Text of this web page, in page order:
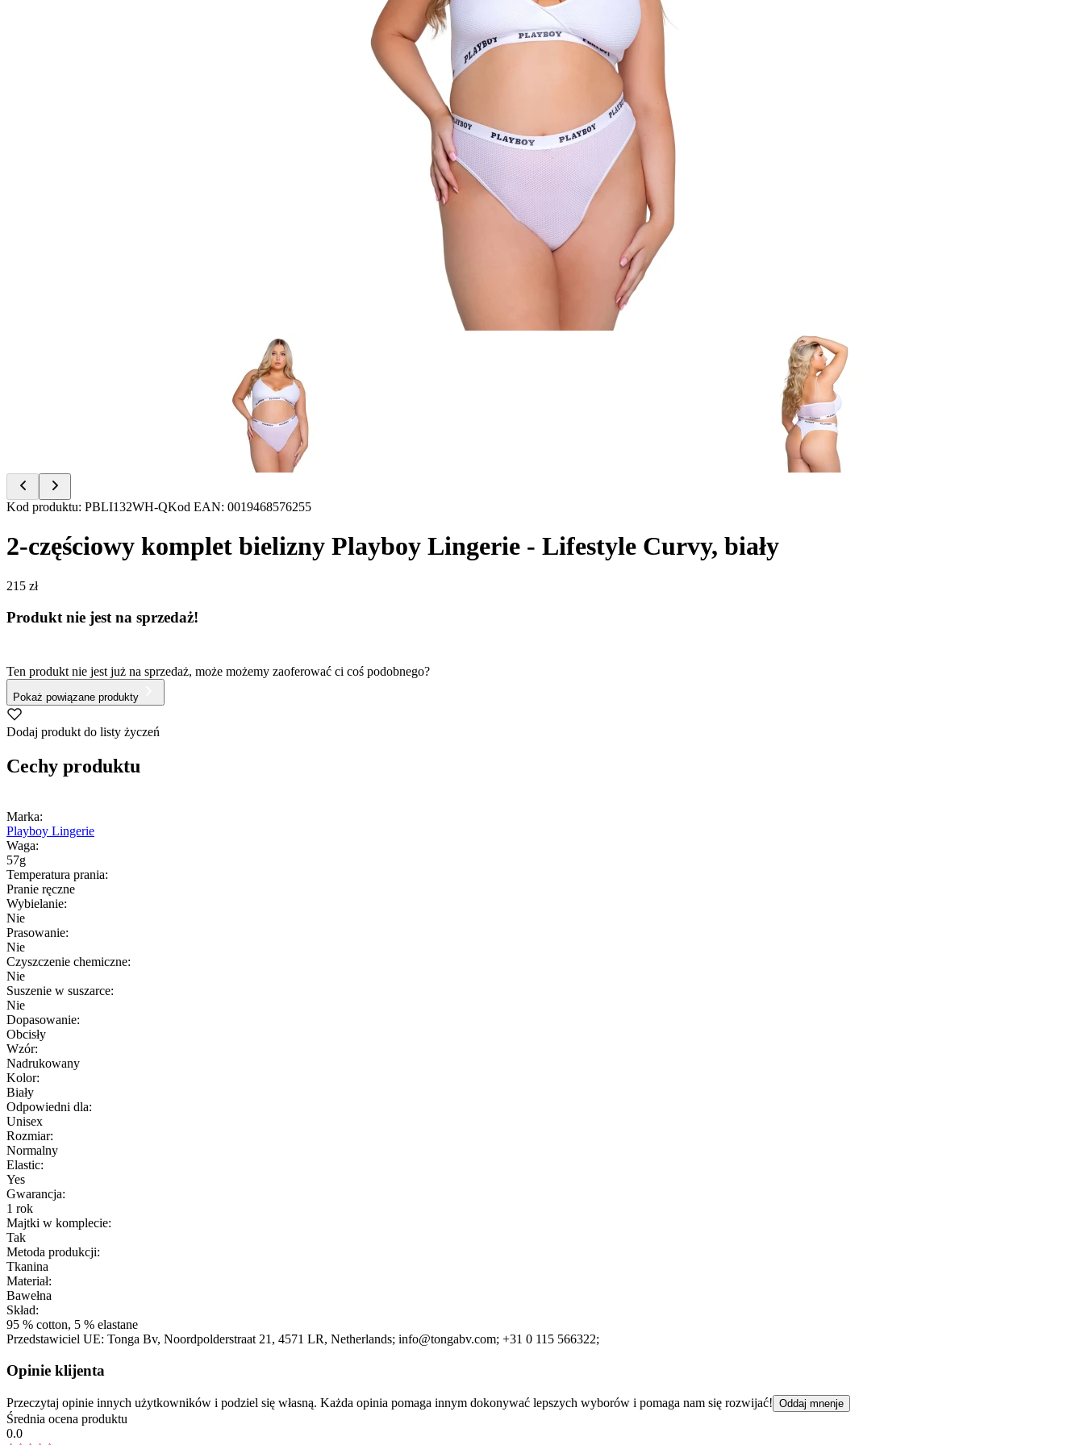
Item
of
2
Kod produktu: PBLI132WH-QKod EAN: 0019468576255
2-częściowy komplet bielizny Playboy Lingerie - Lifestyle Curvy, biały
215 zł
Produkt nie jest na sprzedaż!
Ten produkt nie jest już na sprzedaż, może możemy zaoferować ci coś podobnego?
Pokaż powiązane produkty
Dodaj produkt do listy życzeń
Cechy produktu
Marka:
Playboy Lingerie
Waga:
57g
Temperatura prania:
Pranie ręczne
Wybielanie:
Nie
Prasowanie:
Nie
Czyszczenie chemiczne:
Nie
Suszenie w suszarce:
Nie
Dopasowanie:
Obcisły
Wzór:
Nadrukowany
Kolor:
Biały
Odpowiedni dla:
Unisex
Rozmiar:
Normalny
Elastic:
Yes
Gwarancja:
1 rok
Majtki w komplecie:
Tak
Metoda produkcji:
Tkanina
Materiał:
Bawełna
Skład:
95 % cotton, 5 % elastane
Przedstawiciel UE: Tonga Bv, Noordpolderstraat 21 , 4571 LR, Netherlands; info@tongabv.com; +31 0 115 566322;
Opinie klijenta
Przeczytaj opinie innych użytkowników i podziel się własną. Każda opinia pomaga innym dokonywać lepszych wyborów i pomaga nam się rozwijać! Oddaj mnenje
Średnia ocena produktu
0.0